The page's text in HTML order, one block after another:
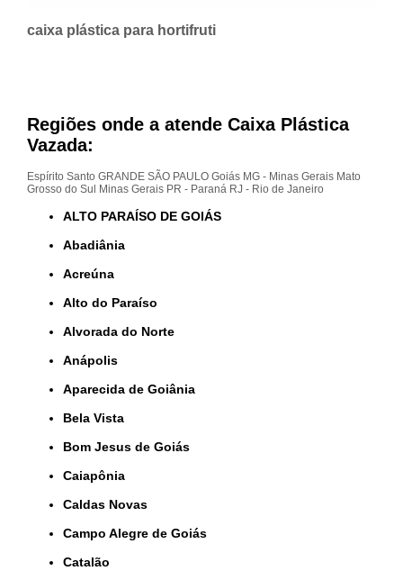
caixa plástica para hortifruti
Regiões onde a atende Caixa Plástica
Vazada:
Espírito Santo GRANDE SÃO PAULO Goiás MG - Minas Gerais Mato
Grosso do Sul
Minas Gerais PR - Paraná RJ - Rio de Janeiro
ALTO PARAÍSO DE GOIÁS
Abadiânia
Acreúna
Alto do Paraíso
Alvorada do Norte
Anápolis
Aparecida de Goiânia
Bela Vista
Bom Jesus de Goiás
Caiapônia
Caldas Novas
Campo Alegre de Goiás
Catalão